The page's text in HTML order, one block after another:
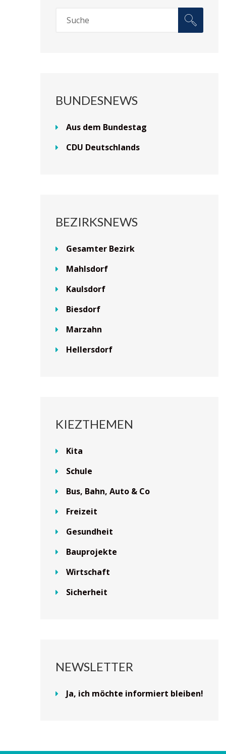
BUNDESNEWS
Aus dem Bundestag
CDU Deutschlands
BEZIRKSNEWS
Gesamter Bezirk
Mahlsdorf
Kaulsdorf
Biesdorf
Marzahn
Hellersdorf
KIEZTHEMEN
Kita
Schule
Bus, Bahn, Auto & Co
Freizeit
Gesundheit
Bauprojekte
Wirtschaft
Sicherheit
NEWSLETTER
Ja, ich möchte informiert bleiben!